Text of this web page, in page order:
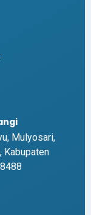
Mulyosari,
Kabupaten